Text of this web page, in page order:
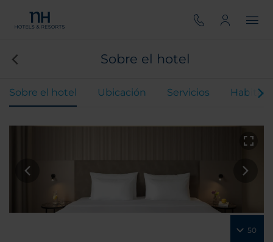
Sobre el hotel
Sobre el hotel Ubicación Servicios
50